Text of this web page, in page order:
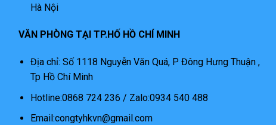
Hà Nội
VĂN PHÒNG TẠI TP.HỐ HỒ CHÍ MINH
Địa chỉ: Số 1118 Nguyễn Văn Quá, P Đông Hưng Thuận ,
Tp Hồ Chí Minh
Hotline:0868 724 236 / Zalo:0934 540 488
Email:congtyhkvn@gmail.com